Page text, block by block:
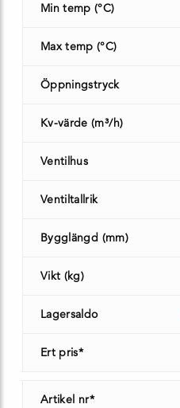
Min temp (°C)
Max temp (°C)
Öppningstryck
Kv-värde (m³/h)
Ventilhus
Ventiltallrik
Bygglängd (mm)
Vikt (kg)
Lagersaldo
Ert pris*
Artikel nr*